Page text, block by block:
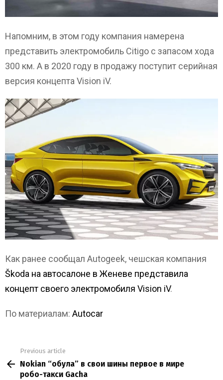
Напомним, в этом году компания намерена
представить электромобиль Citigo с запасом хода
300 км. А в 2020 году в продажу поступит серийная
версия концепта Vision iV.
Как ранее сообщал Autogeek, чешская компания
Škoda на автосалоне в Женеве представила
концепт своего электромобиля Vision iV.
По материалам: Autocar
more
Previous article
Nokian “обула” в свои шины первое в мире
робо-такси Gacha